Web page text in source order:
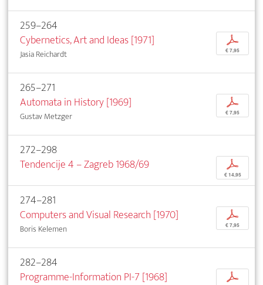
259–264
Cybernetics, Art and Ideas [1971]
Jasia Reichardt
p
€ 7,95
265–271
Automata in History [1969]
Gustav Metzger
p
€ 7,95
272–298
Tendencije 4 – Zagreb 1968/69
p
€ 14,95
274–281
Computers and Visual Research [1970]
Boris Kelemen
p
€ 7,95
282–284
Programme-Information PI-7 [1968]
p